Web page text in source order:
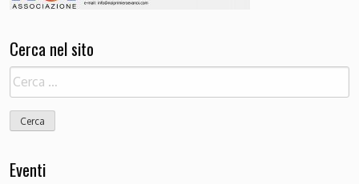
Cerca nel sito
Ricerca
per:
Eventi